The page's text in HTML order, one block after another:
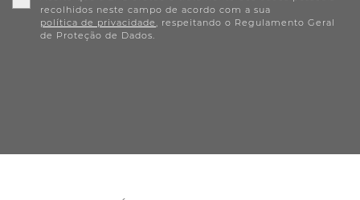
recolhidos neste campo de acordo com a sua
política de privacidade , respeitando o Regulamento Geral
de Proteção de Dados.